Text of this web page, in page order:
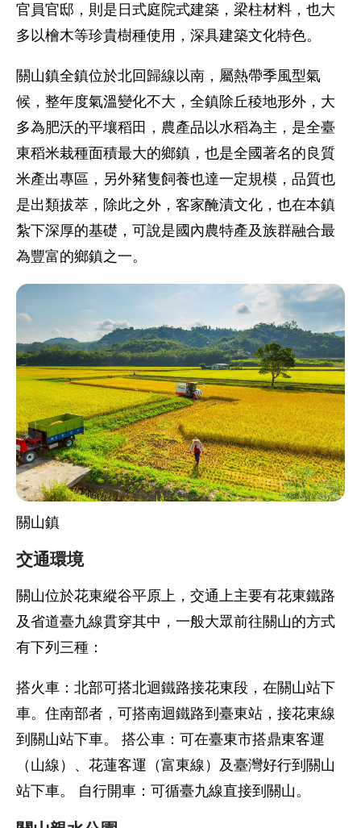
官員官邸，則是日式庭院式建築，梁柱材料，也大
多以檜木等珍貴樹種使用，深具建築文化特色。
關山鎮全鎮位於北回歸線以南，屬熱帶季風型氣
候，整年度氣溫變化不大，全鎮除丘稜地形外，大
多為肥沃的平壤稻田，農產品以水稻為主，是全臺
東稻米栽種面積最大的鄉鎮，也是全國著名的良質
米產出專區，另外豬隻飼養也達一定規模，品質也
是出類拔萃，除此之外，客家醃漬文化，也在本鎮
紮下深厚的基礎，可說是國內農特產及族群融合最
為豐富的鄉鎮之一。
關山鎮
交通環境
關山位於花東縱谷平原上，交通上主要有花東鐵路
及省道臺九線貫穿其中，一般大眾前往關山的方式
有下列三種：
搭火車：北部可搭北迴鐵路接花東段，在關山站下
車。住南部者，可搭南迴鐵路到臺東站，接花東線
到關山站下車。 搭公車：可在臺東市搭鼎東客運
（山線）、花蓮客運（富東線）及臺灣好行到關山
站下車。 自行開車：可循臺九線直接到關山。